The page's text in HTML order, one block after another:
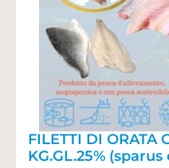
FILETTI DI ORATA
KG.GL.25%